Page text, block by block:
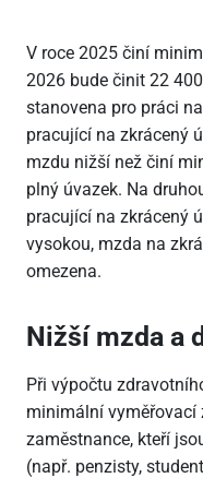
V roce 2025 činí
2026 bude činit 22
stanovena pro práci
pracující na zkrácený
mzdu nižší než činí
plný úvazek. Na
pracující na zkrácený
vysokou, mzda na
omezena.
Nižší mzda a
Při výpočtu
minimální vyměřovací
zaměstnance, kteří
(např. penzisty,